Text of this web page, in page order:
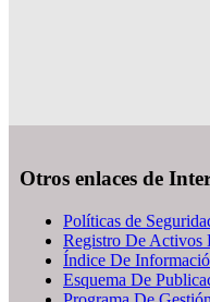
Otros enlaces de
Políticas de
Registro De Activos
Índice De
Esquema De